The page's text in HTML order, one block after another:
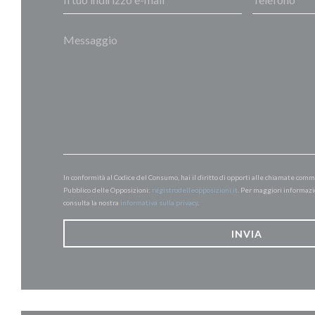
In conformità al Codice del Consumo, hai il diritto di opporti alle chiamate
Pubblico delle Opposizioni: registrodelleopposizioni.it . Per maggiori
consulta la nostra informativa sulla privacy.